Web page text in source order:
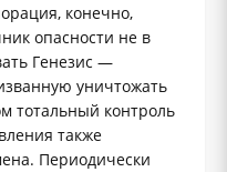
конечно,
опасности не в
Генезис —
уничтожать
тотальный контроль
также
Периодически